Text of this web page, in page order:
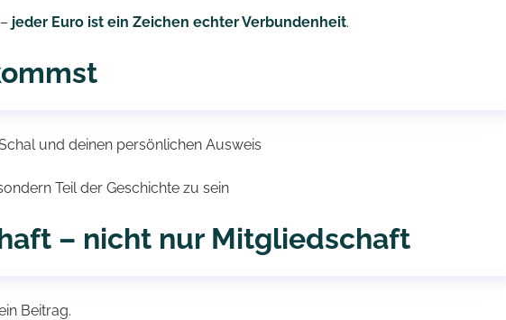
jeder Euro ist ein Zeichen echter Verbundenheit.
und deinen persönlichen Ausweis
Teil der Geschichte zu sein
– nicht nur Mitgliedschaft
Beitrag.